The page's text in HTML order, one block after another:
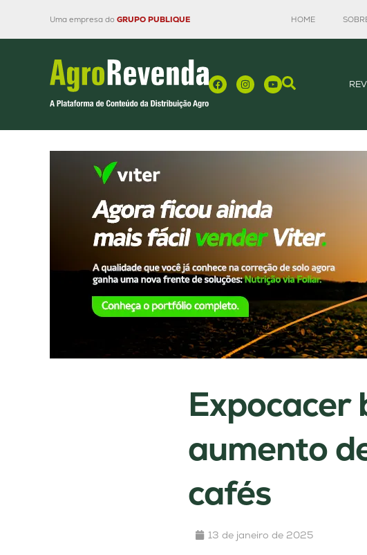
Uma empresa do GRUPO PUBLIQUE HOME
Expocacer
aumento
cafés
13 de janeiro de 2025